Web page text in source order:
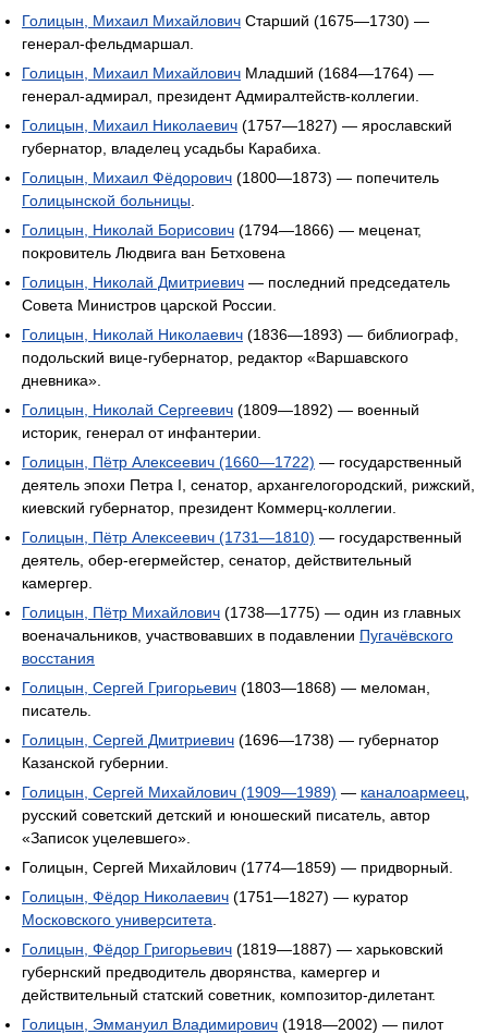
Голицын, Михаил Михайлович Старший (1675—1730) —
генерал-фельдмаршал.
Голицын, Михаил Михайлович Младший (1684—1764) —
генерал-адмирал, президент Адмиралтейств-коллегии.
Голицын, Михаил Николаевич (1757—1827) — ярославский
губернатор, владелец усадьбы Карабиха.
Голицын, Михаил Фёдорович (1800—1873) — попечитель
Голицынской больницы
Голицын, Николай Борисович (1794—1866) — меценат,
покровитель Людвига ван Бетховена
Голицын, Николай Дмитриевич — последний председатель
Совета Министров царской России.
Голицын, Николай Николаевич (1836—1893) — библиограф,
подольский вице-губернатор, редактор «Варшавского
дневника».
Голицын, Николай Сергеевич (1809—1892) — военный
историк, генерал от инфантерии.
Голицын, Пётр Алексеевич (1660—1722) — государственный
деятель эпохи Петра I, сенатор, архангелогородский, рижский,
киевский губернатор, президент Коммерц-коллегии.
Голицын, Пётр Алексеевич (1731—1810) — государственный
деятель, обер-егермейстер, сенатор, действительный
камергер.
Голицын, Пётр Михайлович (1738—1775) — один из главных
военачальников, участвовавших в подавлении Пугачёвского
восстания
Голицын, Сергей Григорьевич (1803—1868) — меломан,
писатель.
Голицын, Сергей Дмитриевич (1696—1738) — губернатор
Казанской губернии.
Голицын, Сергей Михайлович (1909—1989) — каналоармеец
русский советский детский и юношеский писатель, автор
«Записок уцелевшего».
Голицын, Сергей Михайлович (1774—1859) — придворный.
Голицын, Фёдор Николаевич (1751—1827) — куратор
Московского университета
Голицын, Фёдор Григорьевич (1819—1887) — харьковский
губернский предводитель дворянства, камергер и
действительный статский советник, композитор-дилетант.
Голицын, Эммануил Владимирович (1918—2002) — пилот